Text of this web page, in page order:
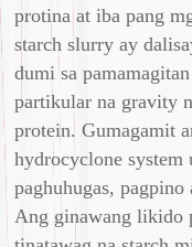
protina at iba pang
starch slurry ay
dumi sa
partikular na gravity
protein. Gumagamit
hydrocyclone system
paghuhugas,
Ang ginawang likido